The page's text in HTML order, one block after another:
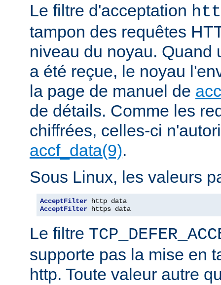
Le filtre d'acceptation
tampon des requêtes
niveau du noyau. Quand
a été reçue, le noyau
la page de manuel de
de détails. Comme les
chiffrées, celles-ci
accf_data(9).
Sous Linux, les valeurs
AcceptFilter
AcceptFilter https data
Le filtre
supporte pas la mise en
http. Toute valeur autre